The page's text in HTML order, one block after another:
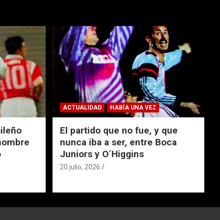
ACTUALIDAD HABÍA UNA VEZ
El partido que no fue, y que
nunca iba a ser, entre Boca
Juniors y O´Higgins
20 julio, 2026